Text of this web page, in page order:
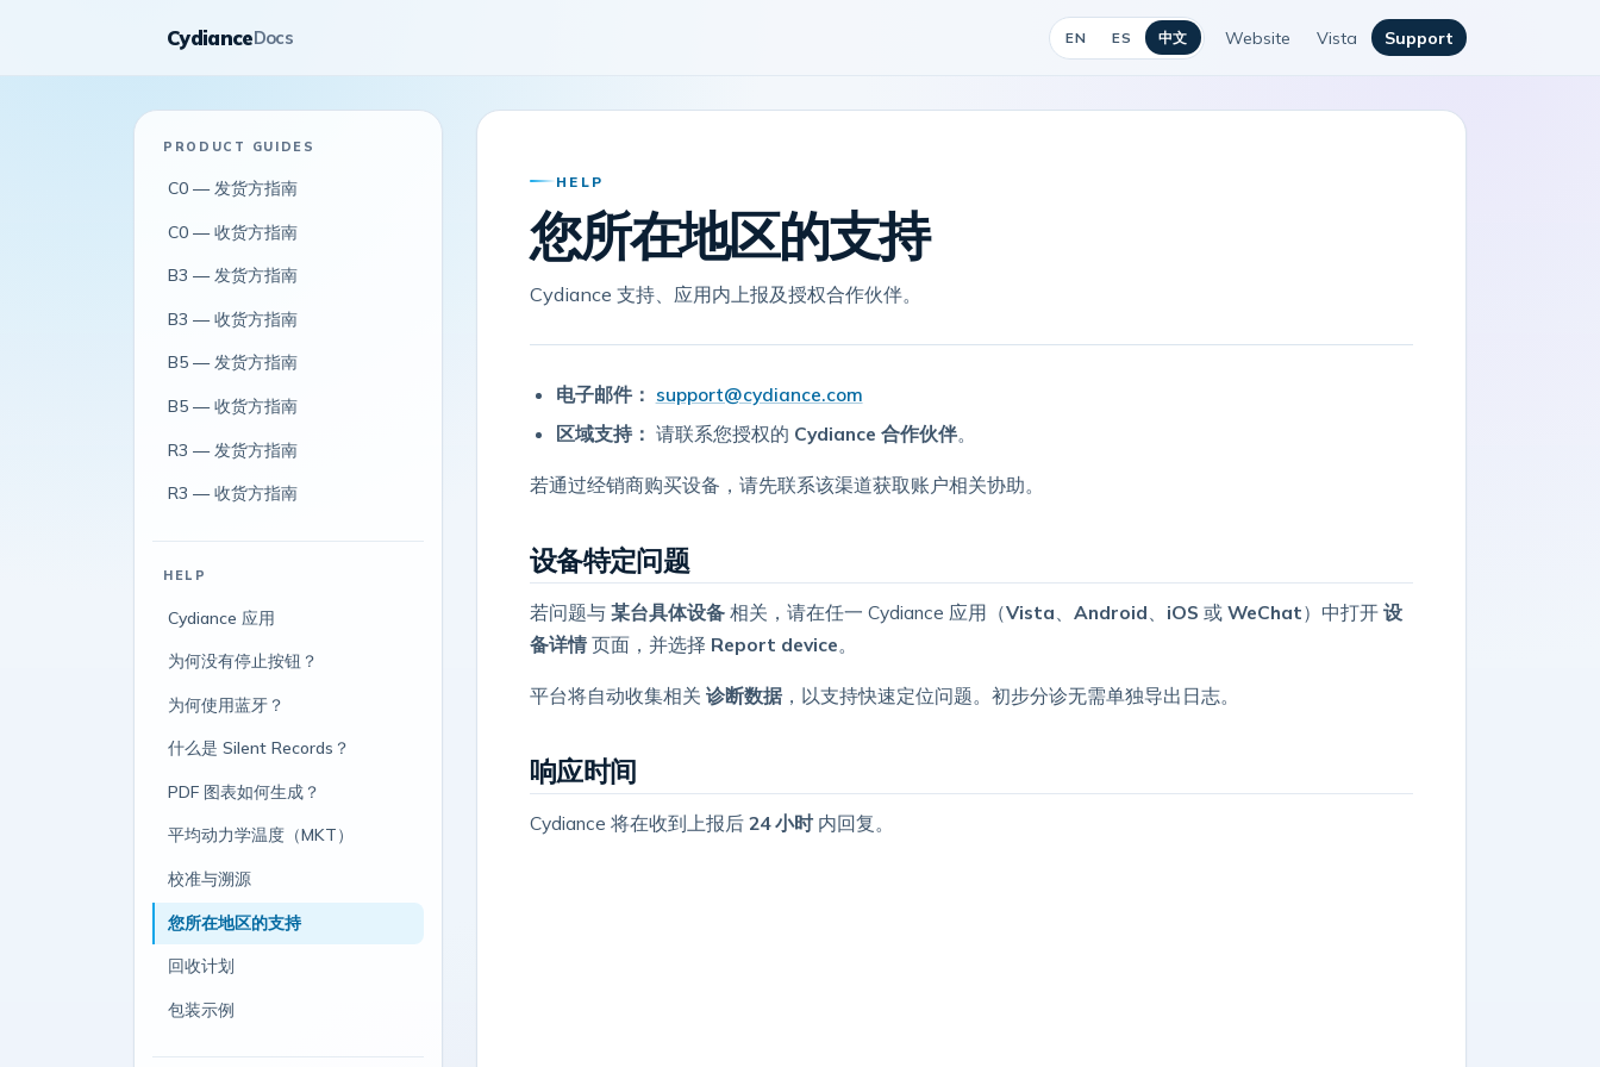
CydianceDocs EN ES 中文 Website Vista Support
PRODUCT GUIDES
C0 — 发货方指南
C0 — 收货方指南
B3 — 发货方指南
B3 — 收货方指南
B5 — 发货方指南
B5 — 收货方指南
R3 — 发货方指南
R3 — 收货方指南
HELP
Cydiance 应用
为何没有停止按钮？
为何使用蓝牙？
什么是 Silent Records？
PDF 图表如何生成？
平均动力学温度（MKT）
校准与溯源
您所在地区的支持
回收计划
包装示例
HELP
您所在地区的支持
Cydiance 支持、应用内上报及授权合作伙伴。
电子邮件： support@cydiance.com
区域支持： 请联系您授权的 Cydiance 合作伙伴。
若通过经销商购买设备，请先联系该渠道获取账户相关协助。
设备特定问题
若问题与 某台具体设备 相关，请在任一 Cydiance 应用（Vista Android iOS 或 WeChat）中打开 设
备详情 页面，并选择 Report device。
平台将自动收集相关 诊断数据 ，以支持快速定位问题。初步分诊无需单独导出日志。
响应时间
Cydiance 将在收到上报后 24 小时内回复。